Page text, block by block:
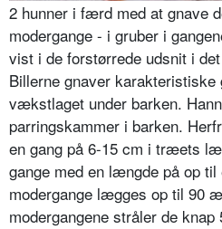
2 hunner i færd med at gnave
modergange - i gruber i
vist i de forstørrede udsnit i
Billerne gnaver karakteristiske
vækstlaget under barken.
parringskammer i barken.
en gang på 6-15 cm i træets
gange med en længde på op
modergange lægges op til 90
modergangene stråler de